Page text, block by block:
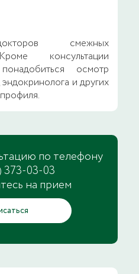
смежных
консультации
осмотр
и других
по телефону
373-03-03
на прием